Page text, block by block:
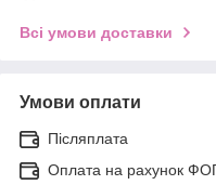
Всі умови доставки
Умови оплати
Післяплата
Оплата на рахунок